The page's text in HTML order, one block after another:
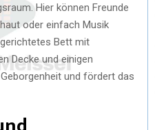
Hier können Freunde
oder einfach Musik
Bett mit
Decke und einigen
und fördert das